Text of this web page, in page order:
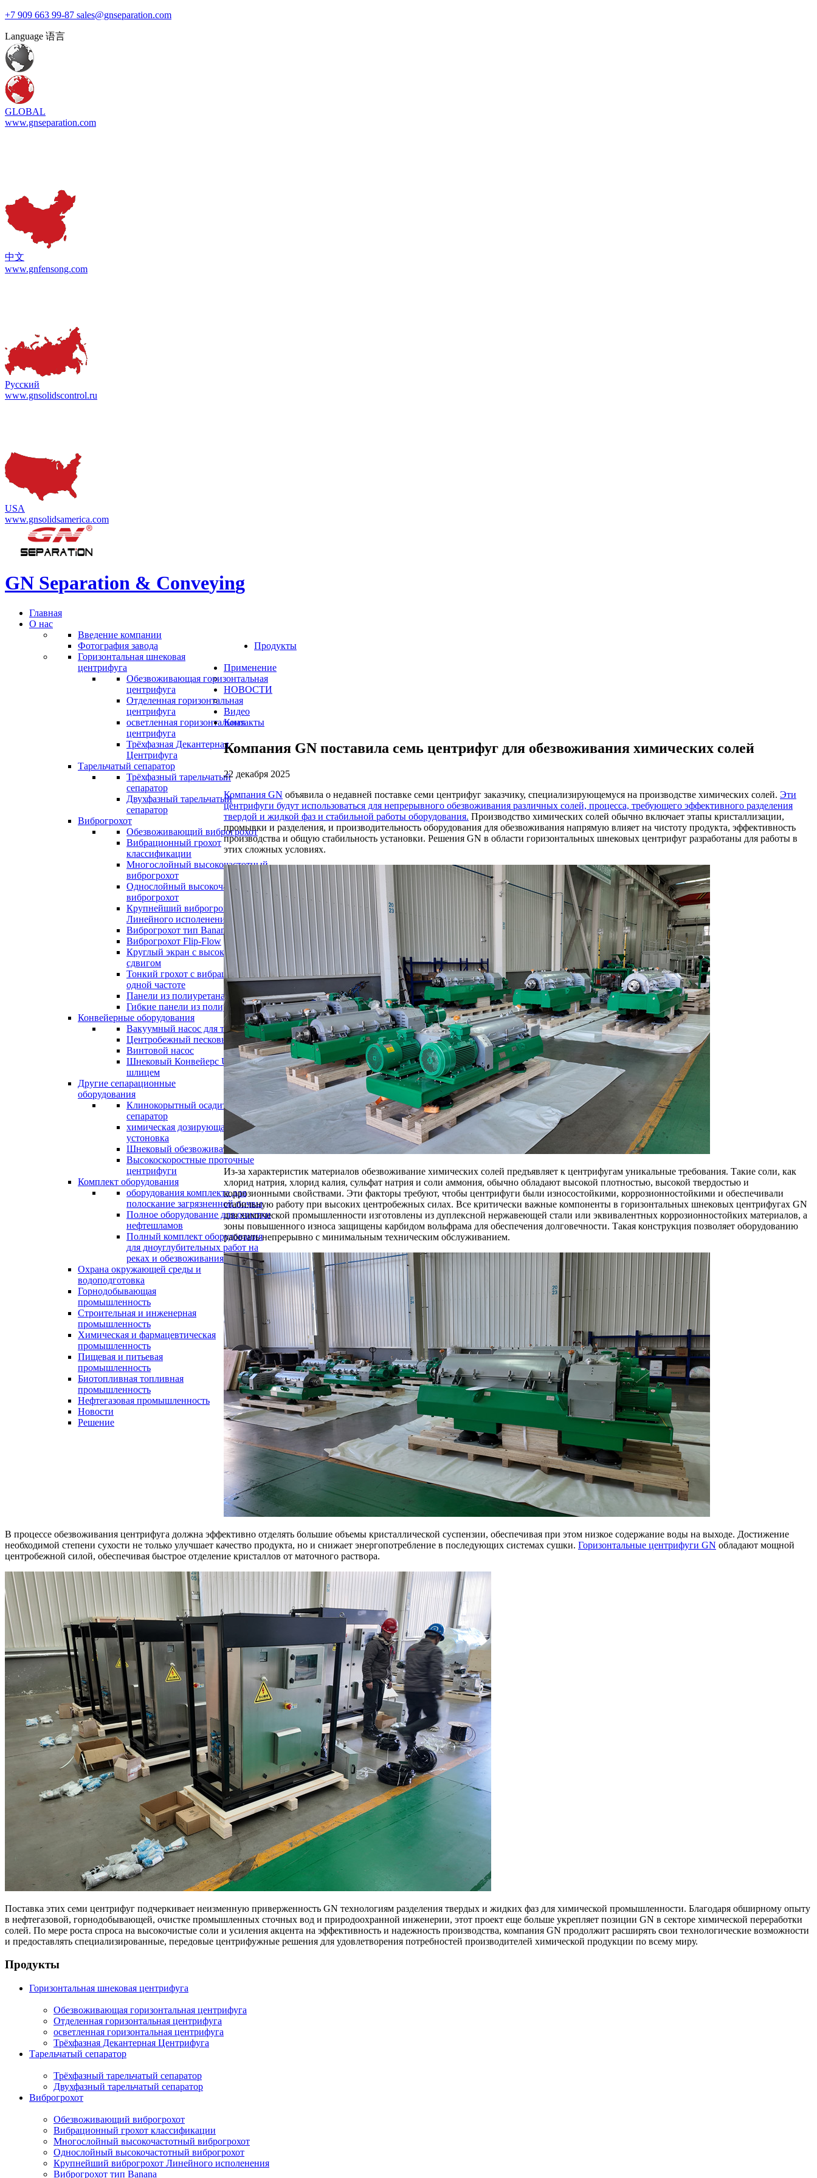
+7 909 663 99-87 sales@gnseparation.com
Language 语言
GLOBAL
www.gnseparation.com
中文
www.gnfensong.com
Русский
www.gnsolidscontrol.ru
USA
www.gnsolidsamerica.com
GN Separation & Conveying
Главная
О нас
Введение компании
Фотография завода
Продукты
Горизонтальная шнековая
центрифуга
Обезвоживающая горизонтальная
центрифуга
Отделенная горизонтальная
центрифуга
осветленная горизонтальная
центрифуга
Трёхфазная Декантерная
Центрифуга
Тарельчатый сепаратор
Трёхфазный тарельчатый
сепаратор
Двухфазный тарельчатый
сепаратор
Виброгрохот
Обезвоживающий виброгрохот
Вибрационный грохот
классификации
Многослойный высокочастотный
виброгрохот
Однослойный высокочастотный
виброгрохот
Крупнейший виброгрохот
Линейного исполенения
Виброгрохот тип Banana
Виброгрохот Flip-Flow
Круглый экран с высоким
сдвигом
Тонкий грохот с вибрацией на
одной частоте
Панели из полиуретана
Гибкие панели из полиурентана
Конвейерные оборудования
Вакуумный насос для твердых фаз
Центробежный песковый насос
Винтовой насос
Шнековый Конвейерс U-образным
шлицем
Другие сепарационные
оборудования
Клинокорытный осадительный
сепаратор
химическая дозирующая
устоновка
Шнековый обезвоживатель
Высокоскоростные проточные
центрифуги
Комплект оборудования
оборудования комплекта для
полоскание загрязненной почвы
Полное оборудование для очистки
нефтешламов
Полный комплект оборудования
для дноуглубительных работ на
реках и обезвоживания осадка.
Применение
Охрана окружающей среды и
водоподготовка
Горнодобывающая
промышленность
Cтроительная и инженерная
промышленность
Химическая и фармацевтическая
промышленность
Пищевая и питьевая
промышленность
Биотопливная топливная
промышленность
Нефтегазовая промышленность
НОВОСТИ
Новости
Решение
Видео
Контакты
Компания GN поставила семь центрифуг для обезвоживания химических солей
22 декабря 2025
Компания GN объявила о недавней поставке семи центрифуг заказчику, специализирующемуся на производстве химических солей. Эти
центрифуги будут использоваться для непрерывного обезвоживания различных солей, процесса, требующего эффективного разделения
твердой и жидкой фаз и стабильной работы оборудования. Производство химических солей обычно включает этапы кристаллизации,
промывки и разделения, и производительность оборудования для обезвоживания напрямую влияет на чистоту продукта, эффективность
производства и общую стабильность установки. Решения GN в области горизонтальных шнековых центрифуг разработаны для работы в
этих сложных условиях.
Из-за характеристик материалов обезвоживание химических солей предъявляет к центрифугам уникальные требования. Такие соли, как
хлорид натрия, хлорид калия, сульфат натрия и соли аммония, обычно обладают высокой плотностью, высокой твердостью и
коррозионными свойствами. Эти факторы требуют, чтобы центрифуги были износостойкими, коррозионностойкими и обеспечивали
стабильную работу при высоких центробежных силах. Все критически важные компоненты в горизонтальных шнековых центрифугах GN
для химической промышленности изготовлены из дуплексной нержавеющей стали или эквивалентных коррозионностойких материалов, а
зоны повышенного износа защищены карбидом вольфрама для обеспечения долговечности. Такая конструкция позволяет оборудованию
работать непрерывно с минимальным техническим обслуживанием.
В процессе обезвоживания центрифуга должна эффективно отделять большие объемы кристаллической суспензии, обеспечивая при этом низкое содержание воды на выходе. Достижение
необходимой степени сухости не только улучшает качество продукта, но и снижает энергопотребление в последующих системах сушки. Горизонтальные центрифуги GN обладают мощной
центробежной силой, обеспечивая быстрое отделение кристаллов от маточного раствора.
Поставка этих семи центрифуг подчеркивает неизменную приверженность GN технологиям разделения твердых и жидких фаз для химической промышленности. Благодаря обширному опыту
в нефтегазовой, горнодобывающей, очистке промышленных сточных вод и природоохранной инженерии, этот проект еще больше укрепляет позиции GN в секторе химической переработки
солей. По мере роста спроса на высокочистые соли и усиления акцента на эффективность и надежность производства, компания GN продолжит расширять свои технологические возможности
и предоставлять специализированные, передовые центрифужные решения для удовлетворения потребностей производителей химической продукции по всему миру.
Продукты
Горизонтальная шнековая центрифуга
Обезвоживающая горизонтальная центрифуга
Отделенная горизонтальная центрифуга
осветленная горизонтальная центрифуга
Трёхфазная Декантерная Центрифуга
Тарельчатый сепаратор
Трёхфазный тарельчатый сепаратор
Двухфазный тарельчатый сепаратор
Виброгрохот
Обезвоживающий виброгрохот
Вибрационный грохот классификации
Многослойный высокочастотный виброгрохот
Однослойный высокочастотный виброгрохот
Крупнейший виброгрохот Линейного исполенения
Виброгрохот тип Banana